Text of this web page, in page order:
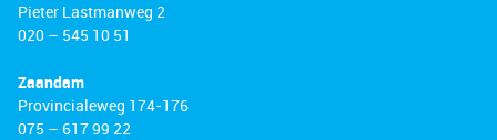
Pieter Lastmanweg 2
020 – 545 10 51
Zaandam
Provincialeweg 174-176
075 – 617 99 22